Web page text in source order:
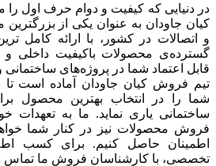
در دنیایی که کیفیت و دوام حرف اول را
کیان جاودان به عنوان یکی از
و اتصالات در کشور، با ارائه کامل
گسترده‌‌ی محصولات باکیفیت داخلی
قابل اعتماد شما در پروژه‌های
تیم فروش کیان جاودان آماده است تا
شما را در انتخاب بهترین محصول
ساختمانی یاری نماید. ما به تعهدات
فروش محصولات نیز در کنار شما
اطمینان حاصل کنیم. برای کسب
تخصصی، با کارشناسان فروش ما تماس